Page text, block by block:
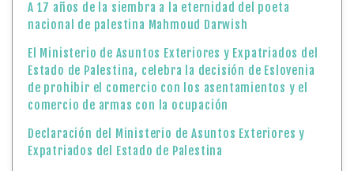
A 17 años de la siembra a la eternidad del poeta
nacional de palestina Mahmoud Darwish
El Ministerio de Asuntos Exteriores y Expatriados del
Estado de Palestina, celebra la decisión de Eslovenia
de prohibir el comercio con los asentamientos y el
comercio de armas con la ocupación
Declaración del Ministerio de Asuntos Exteriores y
Expatriados del Estado de Palestina